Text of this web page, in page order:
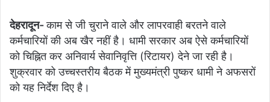
देहरादून-काम से जी चुराने वाले और लापरवाही बरतने वाले
कर्मचारियों की अब खैर नहीं है। धामी सरकार अब ऐसे कर्मचारियों
को चिह्नित कर अनिवार्य सेवानिवृत्ति (रिटायर) देने जा रही है।
शुक्रवार को उच्चस्तरीय बैठक में मुख्यमंत्री पुष्कर धामी ने अफसरों
को यह निर्देश दिए है।